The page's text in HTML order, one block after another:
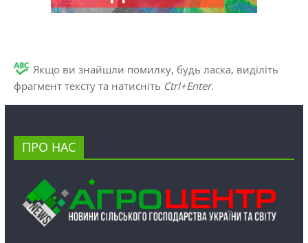
Якщо ви знайшли помилку, будь ласка, виділіть
фрагмент тексту та натисніть Ctrl+Enter.
ПРО НАС